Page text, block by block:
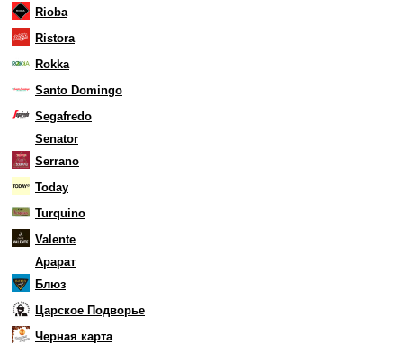
Rioba
Ristora
Rokka
Santo Domingo
Segafredo
Senator
Serrano
Today
Turquino
Valente
Арарат
Блюз
Царское Подворье
Черная карта